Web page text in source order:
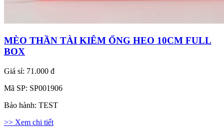
MÈO THẦN TÀI KIÊM ỐNG HEO 10CM FULL
BOX
Giá sỉ: 71.000 đ
Mã SP: SP001906
Bảo hành: TEST
>> Xem chi tiết